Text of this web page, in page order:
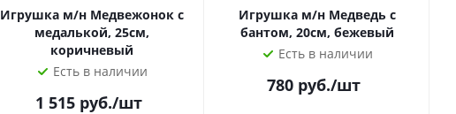
Игрушка м/н Медвежонок с
медалькой, 25см,
коричневый
Есть в наличии
1 515руб./шт
Игрушка м/н Медведь с
бантом, 20см, бежевый
Есть в наличии
780 руб./шт